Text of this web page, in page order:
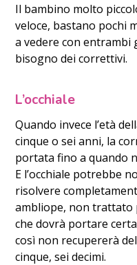
Il bambino molto
veloce, bastano pochi
a vedere con entrambi
bisogno dei correttivi.
L’occhiale
Quando invece l’età
cinque o sei anni, la
portata fino a quando
E l’occhiale potrebbe
risolvere
ambliope, non trattato
che dovrà portare
così non recupererà
cinque, sei decimi.